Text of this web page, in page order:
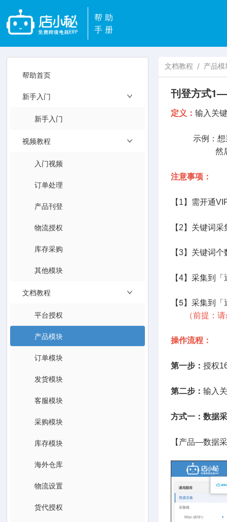
帮助
手册
帮助首页
新手入门
新手入门
视频教程
入门视频
订单处理
产品刊登
物流授权
库存采购
其他模块
文档教程
平台授权
产品模块
订单模块
发货模块
客服模块
采购模块
库存模块
海外仓库
物流设置
货代授权
文档教程 / 产品模
刊登方式
定义： 输入关
示例：想采
然后点击
注意事项：
【1】需开通
【2】关键词
【3】关键词
【4】 采集到「
【5】 采集到「
（前提：
操作流程：
第一步： 授权
第二步： 输入
方式一：数据
【产品—数据